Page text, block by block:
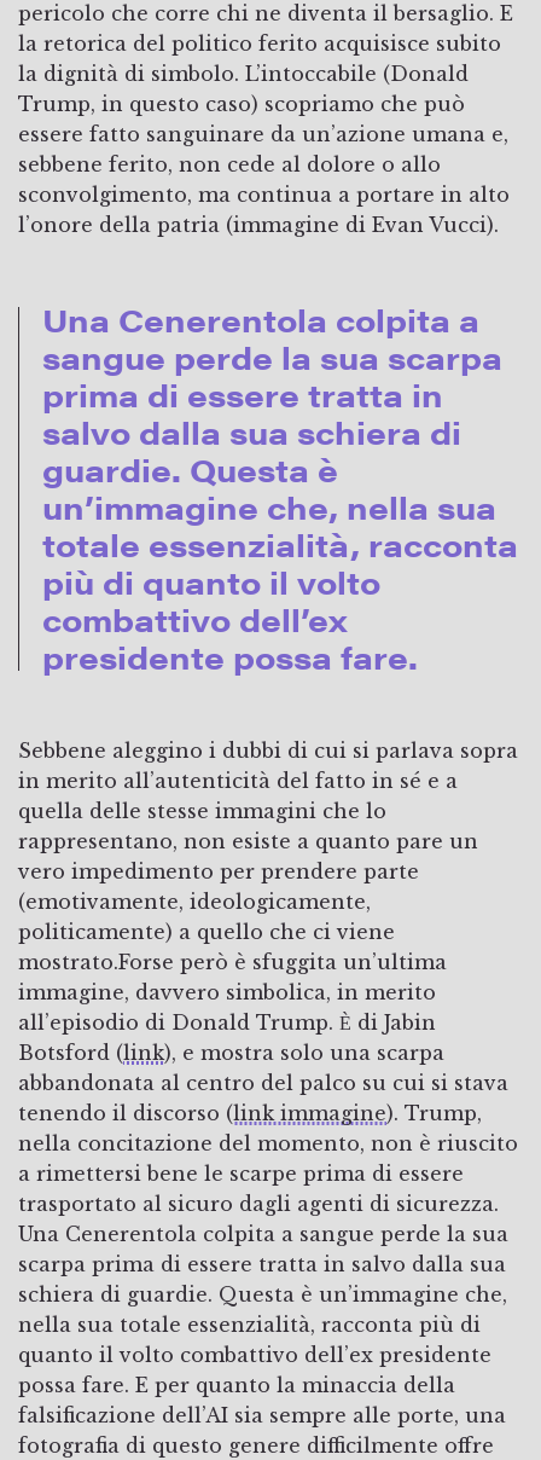
pericolo che corre chi ne diventa il bersaglio. E
la retorica del politico ferito acquisisce subito
la dignità di simbolo. L’intoccabile (Donald
Trump, in questo caso) scopriamo che può
essere fatto sanguinare da un’azione umana e,
sebbene ferito, non cede al dolore o allo
sconvolgimento, ma continua a portare in alto
l’onore della patria (immagine di Evan Vucci).
Una Cenerentola colpita a
sangue perde la sua scarpa
prima di essere tratta in
salvo dalla sua schiera di
guardie. Questa è
un’immagine che, nella sua
totale essenzialità, racconta
più di quanto il volto
combattivo dell’ex
presidente possa fare.
Sebbene aleggino i dubbi di cui si parlava sopra
in merito all’autenticità del fatto in sé e a
quella delle stesse immagini che lo
rappresentano, non esiste a quanto pare un
vero impedimento per prendere parte
(emotivamente, ideologicamente,
politicamente) a quello che ci viene
mostrato.Forse però è sfuggita un’ultima
immagine, davvero simbolica, in merito
all’episodio di Donald Trump. Ѐ di Jabin
Botsford (link), e mostra solo una scarpa
abbandonata al centro del palco su cui si stava
tenendo il discorso (link immagine). Trump,
nella concitazione del momento, non è riuscito
a rimettersi bene le scarpe prima di essere
trasportato al sicuro dagli agenti di sicurezza.
Una Cenerentola colpita a sangue perde la sua
scarpa prima di essere tratta in salvo dalla sua
schiera di guardie. Questa è un’immagine che,
nella sua totale essenzialità, racconta più di
quanto il volto combattivo dell’ex presidente
possa fare. E per quanto la minaccia della
falsificazione dell’AI sia sempre alle porte, una
fotografia di questo genere difficilmente offre